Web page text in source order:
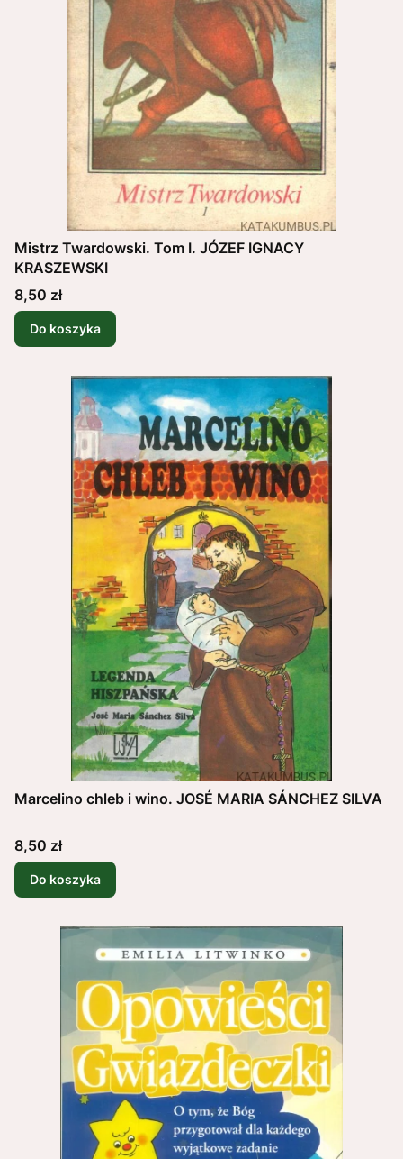
Mistrz Twardowski. Tom I. JÓZEF IGNACY
KRASZEWSKI
Cena
8,50 zł
Do koszyka
Marcelino chleb i wino. JOSÉ MARIA SÁNCHEZ SILVA
Cena
8,50 zł
Do koszyka